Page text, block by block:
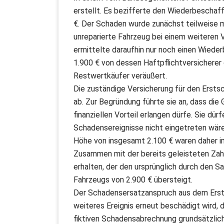
erstellt. Es bezifferte den
€. Der Schaden wurde zunächst
unreparierte Fahrzeug bei einem
ermittelte daraufhin nur noch einen
1.900 € von dessen Haftpflichtversicherer
Restwertkäufer veräußert.
Die zuständige Versicherung für den
ab. Zur Begründung führte sie an, dass
finanziellen Vorteil erlangen dürfe. Sie
Schadensereignisse nicht eingetreten
Höhe von insgesamt 2.100 € waren daher
Zusammen mit der bereits geleisteten
erhalten, der den ursprünglich durch den
Fahrzeugs von 2.900 € übersteigt.
Der Schadensersatzanspruch aus dem
weiteres Ereignis erneut beschädigt wird,
fiktiven Schadensabrechnung